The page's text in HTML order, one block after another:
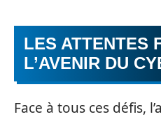
LES ATTENTES
L’AVENIR DU
Face à tous ces défis,